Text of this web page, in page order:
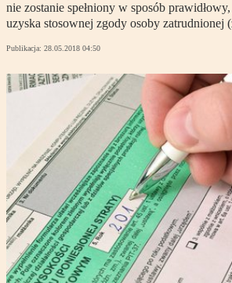
nie zostanie spełniony w sposób
uzyska stosownej zgody osoby zatrudnionej
Publikacja: 28.05.2018 04:50